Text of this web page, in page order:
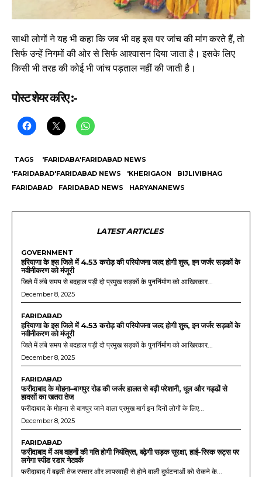
साथी लोगों ने यह भी कहा कि जब भी वह इस पर जांच की मांग करते हैं, तो
सिर्फ उन्हें निगमों की ओर से सिर्फ आश्वासन दिया जाता है। इसके लिए
किसी भी तरह की कोई भी जांच पड़ताल नहीं की जाती है।
पोस्ट शेयर करिए :-
TAGS
'FARIDABA'FARIDABAD NEWS
'FARIDABAD'FARIDABAD NEWS
'KHERIGAON
BIJLIVIBHAG
FARIDABAD
FARIDABAD NEWS HARYANANEWS
LATEST ARTICLES
GOVERNMENT
हरियाणा के इस जिले में 4.53 करोड़ की परियोजना जल्द होगी शुरू, इन जर्जर सड़कों के
नवीनीकरण को मंजूरी
जिले में लंबे समय से बदहाल पड़ी दो प्रमुख सड़कों के पुनर्निर्माण को आखिरकार...
December 8, 2025
FARIDABAD
हरियाणा के इस जिले में 4.53 करोड़ की परियोजना जल्द होगी शुरू, इन जर्जर सड़कों के
नवीनीकरण को मंजूरी
जिले में लंबे समय से बदहाल पड़ी दो प्रमुख सड़कों के पुनर्निर्माण को आखिरकार...
December 8, 2025
FARIDABAD
फरीदाबाद के मोहना–बागपुर रोड की जर्जर हालत से बढ़ी परेशानी, धूल और गड्ढों से
हादसों का खतरा तेज
फरीदाबाद के मोहना से बागपुर जाने वाला प्रमुख मार्ग इन दिनों लोगों के लिए...
December 8, 2025
FARIDABAD
फरीदाबाद में अब वाहनों की गति होगी नियंत्रित, बढ़ेगी सड़क सुरक्षा, हाई-रिस्क रूट्स पर
लगेगा स्पीड रडार नेटवर्क
फरीदाबाद में बढ़ती तेज रफ्तार और लापरवाही से होने वाली दुर्घटनाओं को रोकने के...